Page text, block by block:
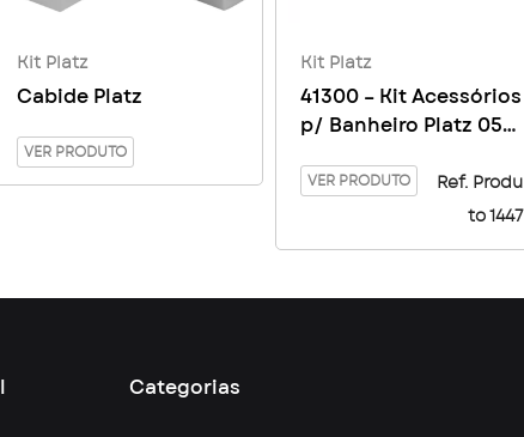
Kit Platz
Cabide Platz
VER PRODUTO
Kit Platz
41300 – Kit Acessórios
p/ Banheiro Platz 05
VER PRODUTO
Ref. Produ
to 1447
Categorias